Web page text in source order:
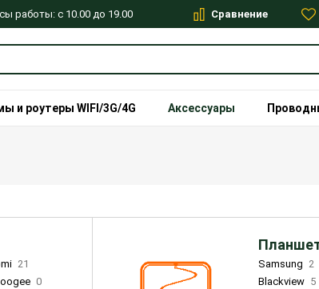
работы: с 10.00 до 19.00 Сравнение
и роутеры WIFI/3G/4G Аксессуары
21
0
Samsung 2
Blackview 5